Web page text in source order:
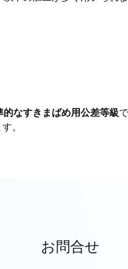
なすきまばめ用公差等級
。
お問合せ